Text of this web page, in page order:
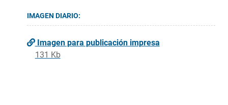
IMAGEN DIARIO:
Imagen para publicación impresa
131 Kb